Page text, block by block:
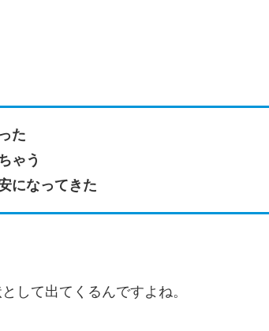
た
ゃう
になってきた
して出てくるんですよね。